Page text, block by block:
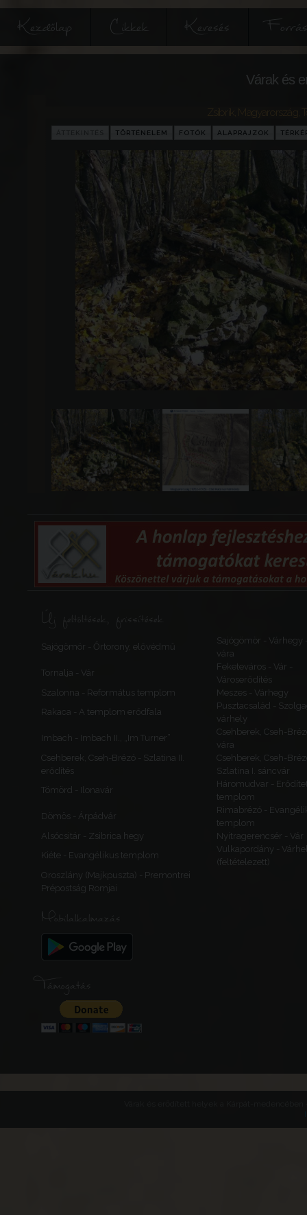
Kezdőlap Cikkek Keresés
Várak és
Zsibrik Magyarország
TÖRTÉNELEM FOTÓK ALAPRAJZOK
Új feltöltések, frissítések
Sajógömör - Őrtorony, elővédmű
Sajógömör - Várhegy
vára
Tornalja - Vár
Feketeváros - Vár -
Városerődítés
Szalonna - Református templom
Meszes - Várhegy
Rakaca - A templom erődfala
Pusztacsalád -
várhely
Imbach - Imbach II., „Im Turner”
Csehberek, Cseh-
vára
Csehberek, Cseh-Brézó - Szlatina II.
erődítés
Csehberek, Cseh-
Szlatina I. sáncvár
Tömörd - Ilonavár
Háromudvar -
templom
Dömös - Árpádvár
Rimabrézó -
templom
Alsócsitár - Zsibrica hegy
Nyitragerencsér - Vár
Kiéte - Evangélikus templom
Vulkapordány -
(feltételezett)
Oroszlány (Majkpuszta) - Premontrei
Prépostság Romjai
Mobilalkalmazás
Támogatás